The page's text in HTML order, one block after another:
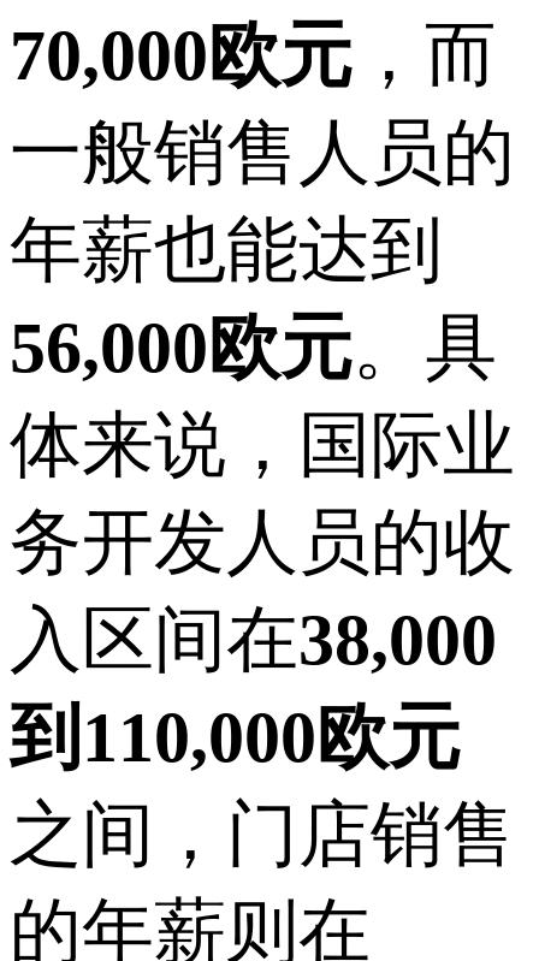
70,000欧元 ，而
一般销售人员的
年薪也能达到
56,000欧元。具
体来说，国际业
务开发人员的收
入区间在38,000
到110,000欧元
之间，门店销售
的年薪则在